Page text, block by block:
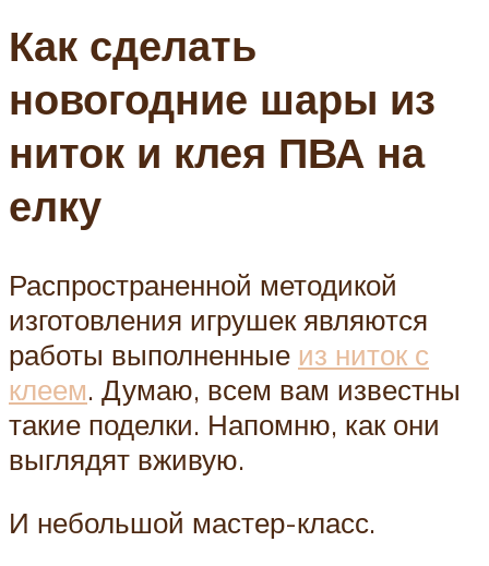
Как сделать
новогодние шары из
ниток и клея ПВА на
елку
Распространенной методикой
изготовления игрушек являются
работы выполненные из ниток с
клеем. Думаю, всем вам известны
такие поделки. Напомню, как они
выглядят вживую.
И небольшой мастер-класс.